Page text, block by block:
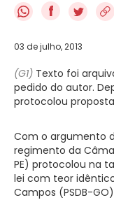
f
03 de julho, 2013
(G1) Texto foi
pedido do autor.
protocolou
Com o argumento
regimento da
PE) protocolou na
lei com teor
Campos (PSDB-